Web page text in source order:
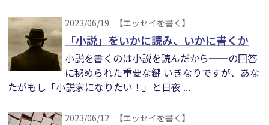
2023/06/19 【エッセイを書く】
「小説」をいかに読み、いかに書くか
小説を書くのは小説を読んだから──の回答
に秘められた重要な鍵 いきなりですが、あな
たがもし「小説家になりたい！」と日夜 ...
2023/06/12 【エッセイを書く】